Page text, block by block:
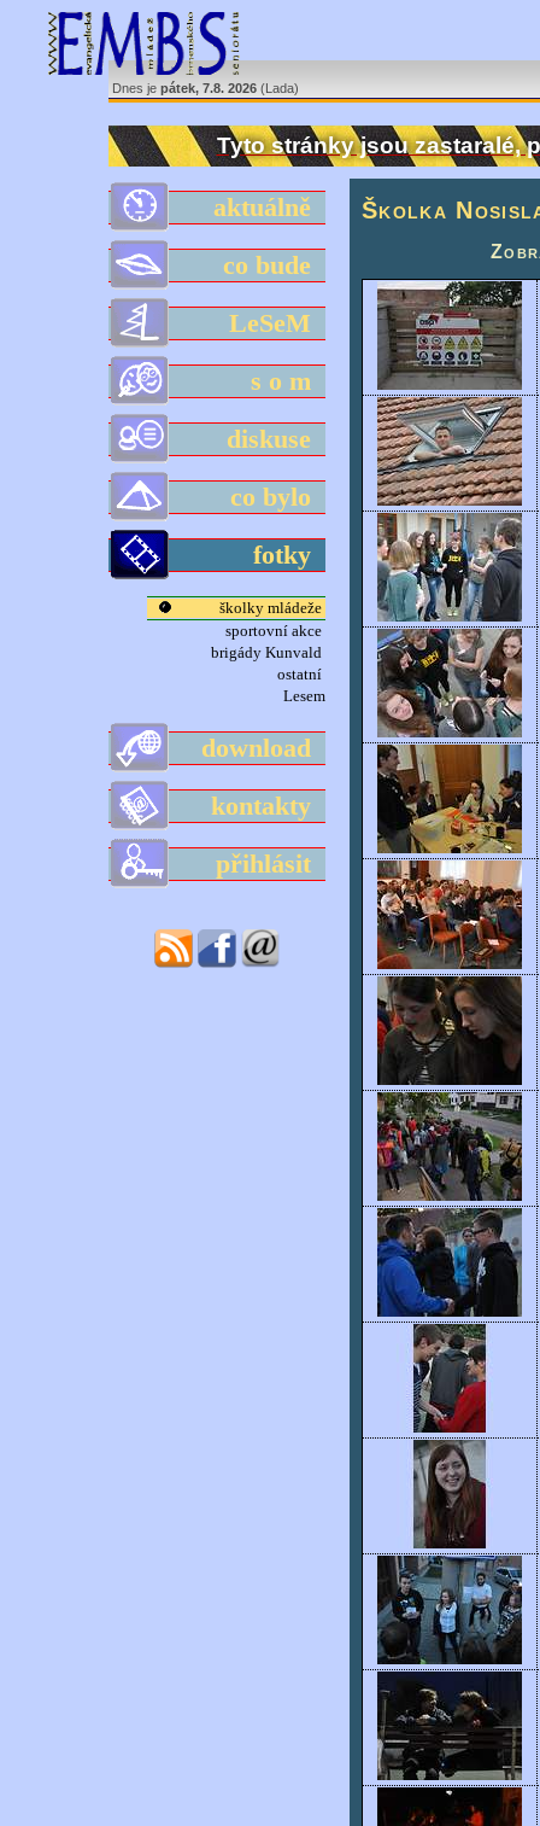
Dnes je pátek, 7.8. 2026 (Lada)
Tyto stránky jsou zastaralé,
aktuálně
co bude
LeSeM
s o m
diskuse
co bylo
fotky
školky mládeže
sportovní akce
brigády Kunvald
ostatní
Lesem
download
kontakty
přihlásit
Školka